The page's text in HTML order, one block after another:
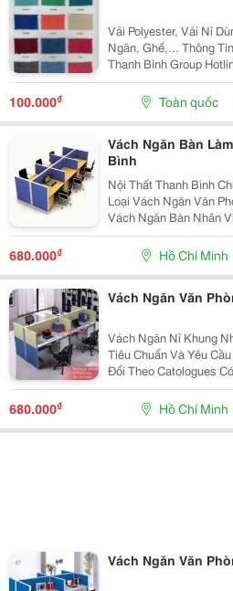
Vải Polyester, Vải Nỉ
Ngăn, Ghế,... Thông Tin Liên Hệ : Công Ty Cổ Phần
Thanh Bình Group Hotline/Zalo : 0979 634 326 - 093 247
3688 (Mr. Phương) Website:
100.000₫ Toàn quốc
Vách Ngăn Bàn
Bình
Nội Thất Thanh Bình
Loại Vách Ngăn Văn
Vách Ngăn Bàn Nhân
Kích Thước Đa Dạng
Các Loại Vách Ngăn
680.000₫ Hồ Chí Minh
Vách Ngăn Văn
Vách Ngăn Nỉ Khung Nhôm Sản Xuất Theo
Tiêu Chuẩn Và Yêu Cầu Riêng Mầu Sắc
Đổi Theo Catologues Có Sẵn Thông Tin Liên
Ty Cổ Phần Thanh Bình Group Hotline/
680.000₫ Hồ Chí Minh
Vách Ngăn Văn